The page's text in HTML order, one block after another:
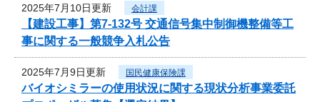
2025年7月10日更新 会計課
【建設工事】第7-132号 交通信号集中制御機整備等工
事に関する一般競争入札公告
2025年7月9日更新 国民健康保険課
バイオシミラーの使用状況に関する現状分析事業委託